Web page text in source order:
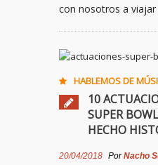
con nosotros a
HABLEMOS DE
10
SUPER
HECHO
20/04/2018 PorNacho